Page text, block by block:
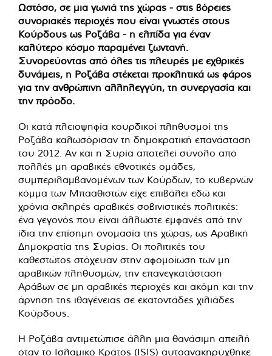
Ωστόσο, σε μια γωνιά της χώρας - στις βόρειες
συνοριακές περιοχές που είναι γνωστές στους
Κούρδους ως Ροζάβα - η ελπίδα για έναν
καλύτερο κόσμο παραμένει ζωντανή.
Συνορεύοντας από όλες τις πλευρές με εχθρικές
δυνάμεις, η Ροζάβα στέκεται προκλητικά ως φάρος
για την ανθρώπινη αλληλεγγύη, τη συνεργασία και
την πρόοδο.
Οι κατά πλειοψηφία κουρδικοί πληθυσμοί της
Ροζάβα καλωσόρισαν τη δημοκρατική επανάσταση
του 2012. Αν και η Συρία αποτελεί σύνολο από
πολλές μη αραβικές εθνοτικές ομάδες,
συμπεριλαμβανομένων των Κούρδων, το κυβερνών
κόμμα των Μπααθιστών είχε επιβάλει εδώ και
χρόνια σκληρές αραβικές σοβινιστικές πολιτικές:
ένα γεγονός που είναι άλλωστε εμφανές από την
ίδια την επίσημη ονομασία της χώρας, ως Αραβική
Δημοκρατία της Συρίας. Οι πολιτικές του
καθεστώτος στόχευαν στην αφομοίωση των μη
αραβικών πληθυσμών, την επανεγκατάσταση
Αράβων σε μη αραβικές περιοχές και ακόμη και την
άρνηση της ιθαγένειας σε εκατοντάδες χιλιάδες
Κούρδους.
Η Ροζάβα αντιμετώπισε άλλη μια θανάσιμη απειλή
όταν το Ισλαμικό Κράτος (ISIS) αυτοανακηρύχθηκε